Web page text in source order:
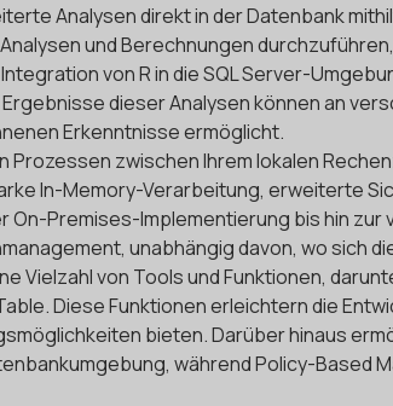
Analysen direkt in der Datenbank
und Berechnungen
von R in die SQL Server-
dieser Analysen können an
Erkenntnisse ermöglicht.
zwischen Ihrem lokalen
In-Memory-Verarbeitung, erweiterte
Premises-Implementierung bis hin zur
unabhängig davon, wo sich
Vielzahl von Tools und Funktionen,
Diese Funktionen erleichtern die
bieten. Darüber hinaus
während Policy-Based